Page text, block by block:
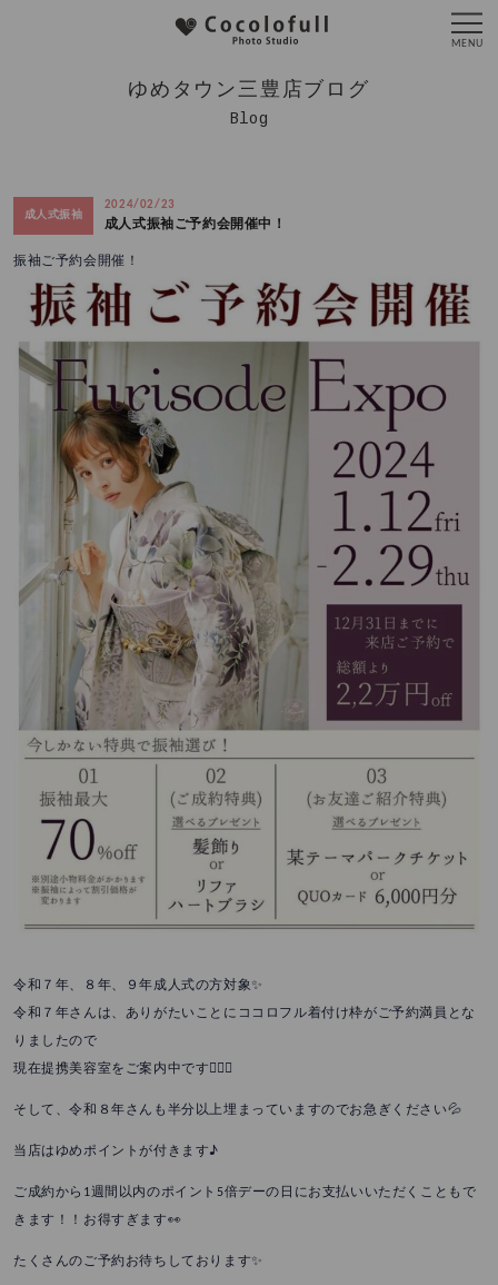
ゆめタウン三豊店ブログ
Blog
成人式振袖
2024/02/23
成人式振袖ご予約会開催中！
振袖ご予約会開催！
令和７年、８年、９年成人式の方対象✨
令和７年さんは、ありがたいことにココロフル着付け枠がご予約満員とな
りましたので
現在提携美容室をご案内中です💁🏻‍♀️
そして、令和８年さんも半分以上埋まっていますのでお急ぎください💦
当店はゆめポイントが付きます♪
ご成約から1週間以内のポイント5倍デーの日にお支払いいただくこともで
きます！！お得すぎます👀
たくさんのご予約お待ちしております✨